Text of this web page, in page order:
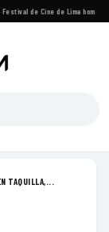
de Cine de Lima
TAQUILLA,...